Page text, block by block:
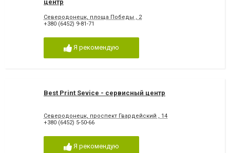
центр
Северодонецк, площа Победы , 2
+380 (6452) 9-81-71
Я рекомендую
Best Print Sevice - сервисный центр
Северодонецк, проспект Гвардейский , 14
+380 (6452) 5-50-66
Я рекомендую